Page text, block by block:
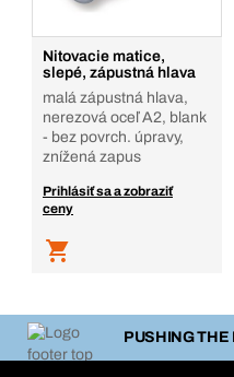
Nitovacie matice,
slepé, zápustná hlava
malá zápustná hlava,
nerezová oceľ A2, blank
- bez povrch. úpravy,
znížená zapus
Prihlásiť sa a zobraziť
ceny
PUSHING THE